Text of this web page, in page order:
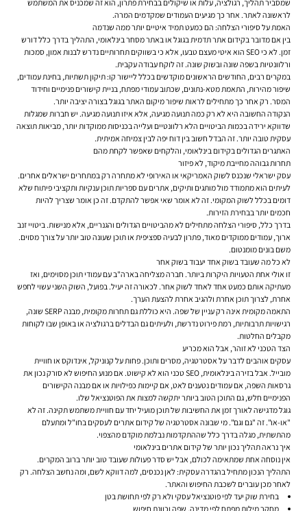
שמסביר תהליך, רגולציה, עלות או שיקולים בבחירת פתרון, הוא זה שמכניס את המשתמש
לראשונה לאתר. אחר כך מגיעים העמודים שמקדמים המרה.
האמת על סיפורי הצלחה: הם כמעט תמיד איטיים יותר ממה שנדמה
בין אם מדובר בקידום אתר תדמית בגוגל או באתר מסחר בינלאומי, התהליך בדרך כלל דורש
זמן. לא כי SEO הוא איטי מעצם טבעו, אלא כי בשווקים תחרותיים נדרש לבנות אמון, סמכות
ורלוונטיות בשפה שונה ובשוק שונה. זה לוקח עבודה עקבית.
במקרים רבים, החודשים הראשונים מוקדשים בכלל ליישור קו: תיקון תשתיות, בחינת עמודים,
שיפור מהירות, התאמת מטא-נתונים, שכתוב עמודי מפתח, בניית קישורים פנימיים וחידוד
המסר. רק אחר כך מתחילים לראות שיפור מיקום האתר בגוגל בצורה יציבה יותר.
הנקודה החשובה היא לא רק כמה תנועה מגיעה, אלא איזו תנועה מגיעה. יש חברות שמגלות
שדווקא ירידה בכמות הביטויים הלא רלוונטיים ועלייה בכניסות ממוקדות יותר, מביאות תוצאה
עסקית טובה יותר. זה הבדל חשוב בין דוח יפה לבין צמיחה אמיתית.
האתגרים הגדולים בקידום בינלאומי, והלקחים שאפשר לקחת מהם
תחרות גבוהה מחייבת מיקוד, לא פיזור
עסק ישראלי שנכנס לשוק האמריקאי או האירופי לא מתחרה רק במתחרים ישראלים אחרים.
לעיתים הוא מתמודד מול מותגים ותיקים, אתרים עם ספריות תוכן ענקיות ותקציבי פיתוח שלא
דומים בכלל לשוק המקומי. זה לא אומר שאי אפשר להתקדם. זה כן אומר שצריך להיות
חכמים יותר בבחירת הזירות.
בדרך כלל, סיפורי הצלחה מתחילים לא מהביטויים הגדולים והגנריים, אלא מנישות. ביטויי זנב
ארוך, עמודים ממוקדים מאוד, פתרון לבעיה ספציפית או תוכן שעונה טוב יותר על צורך מסוים.
משם בונים מומנטום.
לא כל מה שעובד בשוק אחד יעבוד בשוק אחר
זו אולי אחת הטעויות היקרות ביותר. חברה מצליחה בארה"ב עם עמודי תוכן מסוימים, ואז
מעתיקה אותם כמעט אחד לאחד לשוק אחר. לכאורה זה יעיל. בפועל, השוק השני עשוי לחפש
אחרת, לצרוך תוכן אחרת ולהגיב אחרת להצעת הערך.
התאמה מקומית אינה רק עניין של שפה. היא כוללת גם תחרות מקומית, מבנה SERP שונה,
רגישויות תרבותיות, רמת פירוט נדרשת, ולעיתים גם הבדלים ברגולציה או באופן שבו לקוחות
מקבלים החלטות.
הצד הטכני לא זוהר, אבל הוא מכריע
עסקים אוהבים לדבר על אסטרטגיה, מסרים ותוכן. פחות על קנוניקל, אינדוקס או חוויית
מובייל. אבל בזירה בינלאומית, SEO טכני הוא לא קישוט. אם מנוע החיפוש לא סורק נכון את
גרסאות השפה, אם עמודים נטענים לאט, אם קיימות כפילויות או אם מבנה הקישורים
הפנימיים חלש, גם התוכן הטוב ביותר יתקשה למצות את הפוטנציאל שלו.
גוגל מדגישה לאורך זמן את החשיבות של תוכן מועיל יחד עם חוויית משתמש תקינה. זה לא
"או-או". זה "גם וגם". מי שבונה אסטרטגיה של קידום אתרים לעסקים בחו"ל ומתעלם
מהתשתית, מגלה בדרך כלל שההתקדמות נבלמת מוקדם מהצפוי.
איך נראה תהליך נכון יותר של קידום אתרים בינלאומי
אין נוסחה אחת שמתאימה לכולם, אבל יש סדר פעולות שעובד טוב יותר ברוב המקרים.
התהליך הנכון מתחיל בהגדרה עסקית: לאן נכנסים, למה דווקא לשם, ומה נחשב הצלחה. רק
לאחר מכן עוברים לשכבת החיפוש והאתר.
בחירת שוק יעד לפי פוטנציאל עסקי ולא רק לפי תחושת בטן
מחקר מילות מפתח לפי מדינה, שפה וכוונת חיפוש